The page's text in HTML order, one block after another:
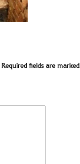
Required fields are marked